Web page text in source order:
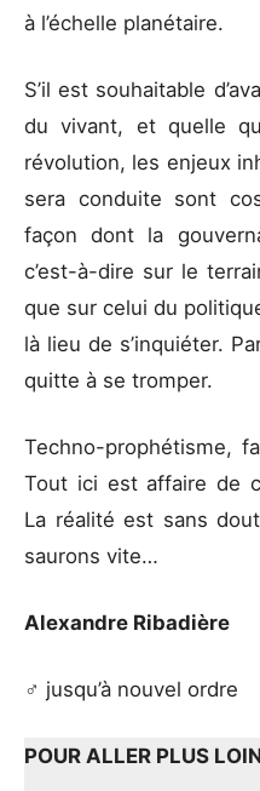
à l’échelle planétaire.
S’il est souhaitable
du vivant, et quelle
révolution, les enjeux
sera conduite sont
façon dont la
c’est-à-dire sur le
que sur celui du
là lieu de s’inquiéter.
quitte à se tromper.
Techno-prophétisme,
Tout ici est affaire de
La réalité est sans
saurons vite…
Alexandre Ribadière
♂ jusqu’à nouvel ordre
POUR ALLER PLUS